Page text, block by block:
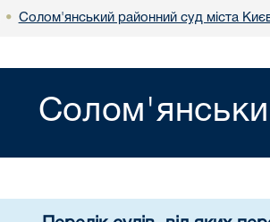
• Солом'янський районний суд міста